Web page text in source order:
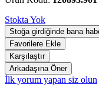
Stokta Yok
İlk yorum yapan siz olun